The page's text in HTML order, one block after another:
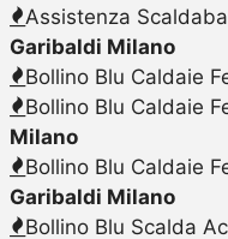
Assistenza
Garibaldi Milano
Bollino Blu Caldaie
Bollino Blu Caldaie
Milano
Bollino Blu Caldaie
Garibaldi Milano
Bollino Blu Scalda